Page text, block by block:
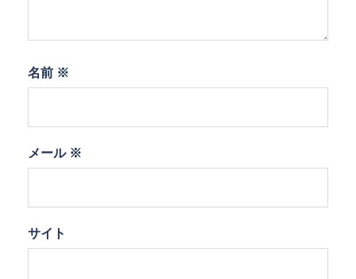
名前 ※
メール ※
サイト